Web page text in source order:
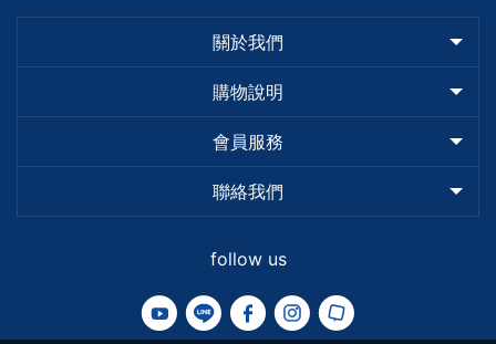
關於我們
購物說明
會員服務
聯絡我們
follow us